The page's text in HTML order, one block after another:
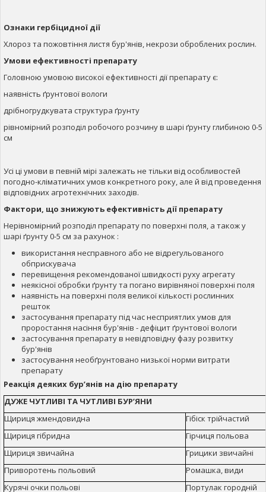
Ознаки гербіцидної дії
Хлороз та пожовтіння листя бур'янів, некрози оброблених рослин.
Умови ефективності препарату
Головною умовою високої ефективності дії препарату є:
наявність ґрунтової вологи
дрібногрудкувата структура ґрунту
рівномірний розподіл робочого розчину в шарі ґрунту глибиною 0-5
см
Усі ці умови в певній мірі залежать не тільки від особливостей
погодно-кліматичних умов конкретного року, але й від проведення
відповідних агротехнічних заходів.
Фактори, що знижують ефективність дії препарату
Нерівномірний розподіл препарату по поверхні поля, а також у
шарі ґрунту 0-5 см за рахунок :
використання несправного або не відрегульованого
обприскувача
перевищення рекомендованої швидкості руху агрегату
неякісної обробки ґрунту та погано вирівняної поверхні поля
наявність на поверхні поля великої кількості рослинних
решток
застосування препарату під час несприятлих умов для
проростання насіння бур'янів - дефіцит ґрунтової вологи
застосування препарату в невідповідну фазу розвитку
бур'янів
застосування необґрунтовано низької норми витрати
препарату
Реакція деяких бур’янів на дію препарату
ДУЖЕ ЧУТЛИВІ ТА ЧУТЛИВІ БУР’ЯНИ
Щириця жмендовидна
Гібіск трійчастий
Щириця гібридна
Гірчиця польова
Щириця звичайна
Грицики звичайні
Приворотень польовий
Ромашка, види
Курячі очки польові
Портулак городній